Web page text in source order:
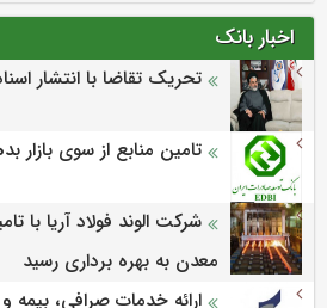
اخبار بانک
تحریک تقاضا با انتشار
تامین منابع از سوی
شرکت الوند فولاد آریا با
معدن به بهره برداری رسید
ارائه خدمات صرافي، بيمه